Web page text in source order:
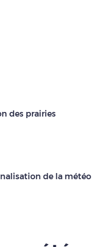
des prairies
de la météo